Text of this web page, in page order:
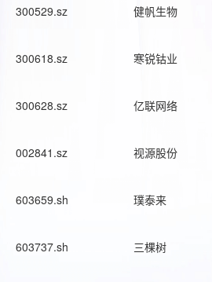
300529.sz 健帆生物
300618.sz 寒锐钴业
300628.sz 亿联网络
002841.sz 视源股份
603659.sh 璞泰来
603737.sh 三棵树